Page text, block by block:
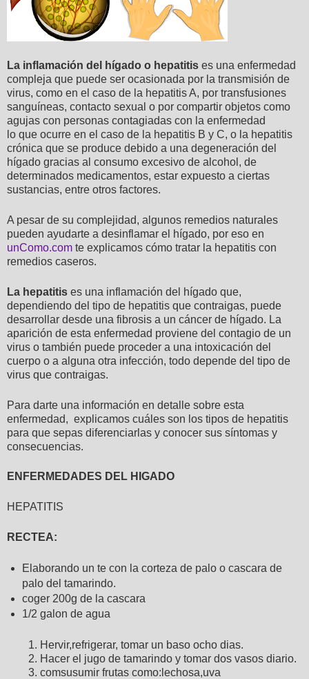
La inflamación del hígado o hepatitis es una enfermedad
compleja que puede ser ocasionada por la transmisión de
virus, como en el caso de la hepatitis A, por transfusiones
sanguíneas, contacto sexual o por compartir objetos como
agujas con personas contagiadas con la enfermedad
lo que ocurre en el caso de la hepatitis B y C, o la hepatitis
crónica que se produce debido a una degeneración del
hígado gracias al consumo excesivo de alcohol, de
determinados medicamentos, estar expuesto a ciertas
sustancias, entre otros factores.
A pesar de su complejidad, algunos remedios naturales
pueden ayudarte a desinflamar el hígado, por eso en
unComo.com te explicamos cómo tratar la hepatitis con
remedios caseros.
La hepatitis es una inflamación del hígado que,
dependiendo del tipo de hepatitis que contraigas, puede
desarrollar desde una fibrosis a un cáncer de hígado. La
aparición de esta enfermedad proviene del contagio de un
virus o también puede proceder a una intoxicación del
cuerpo o a alguna otra infección, todo depende del tipo de
virus que contraigas.
Para darte una información en detalle sobre esta
enfermedad, explicamos cuáles son los tipos de hepatitis
para que sepas diferenciarlas y conocer sus síntomas y
consecuencias.
ENFERMEDADES DEL HIGADO
HEPATITIS
RECTEA:
Elaborando un te con la corteza de palo o cascara de
palo del tamarindo.
coger 200g de la cascara
1/2 galon de agua
Hervir,refrigerar, tomar un baso ocho dias.
Hacer el jugo de tamarindo y tomar dos vasos diario.
comsusumir frutas como:lechosa,uva